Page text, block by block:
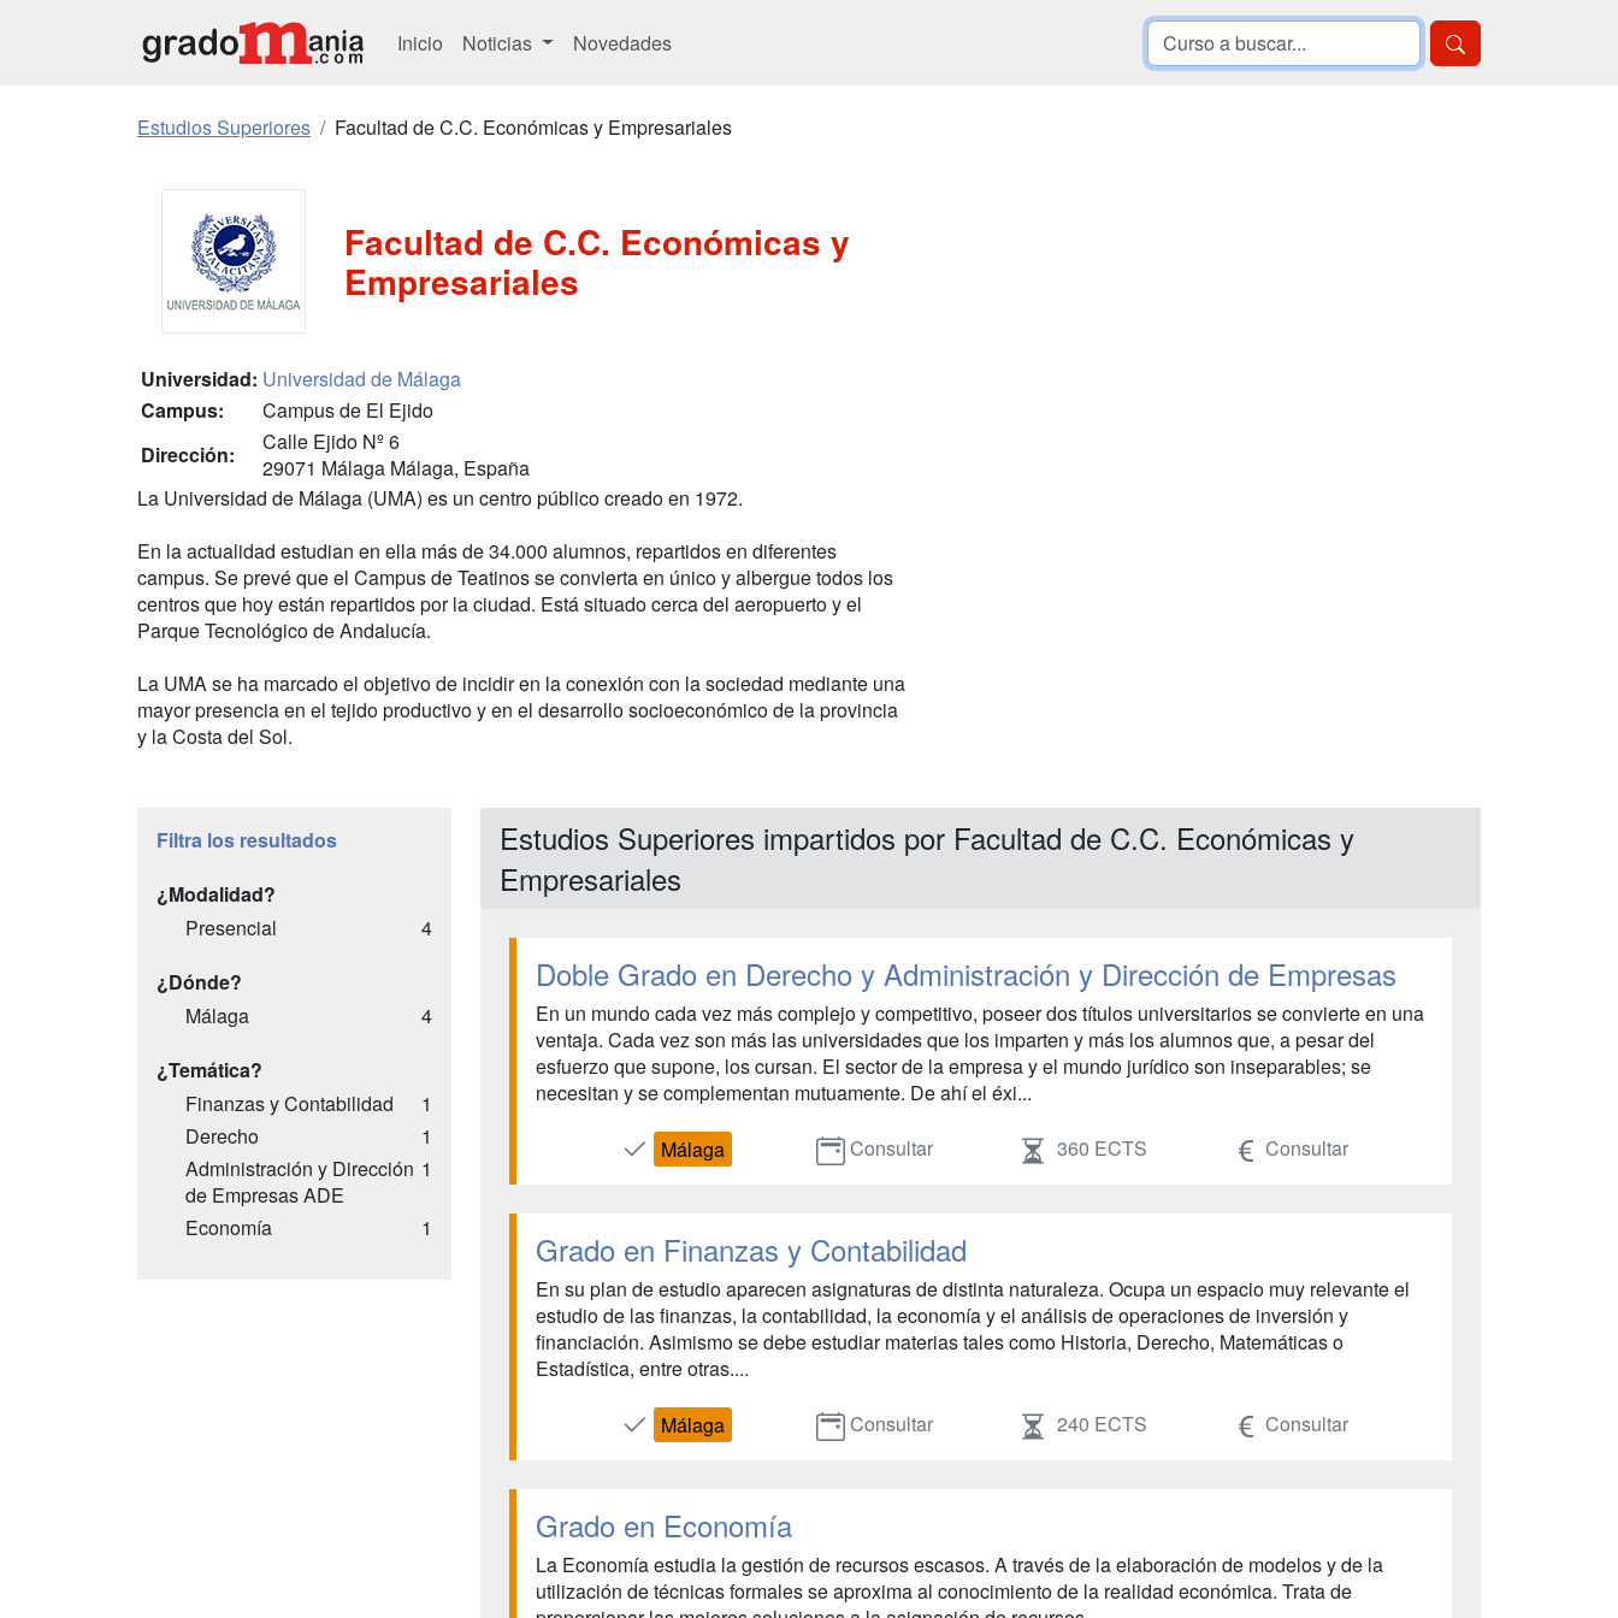
Inicio Noticias Novedades
Estudios Superiores Facultad de C.C. Económicas y Empresariales
Facultad de C.C. Económicas y
Empresariales
Universidad: Universidad de Málaga
Campus:
Campus de El Ejido
Dirección:
Calle Ejido Nº 6
29071 Málaga Málaga, España
La Universidad de Málaga (UMA) es un centro público creado en 1972.
En la actualidad estudian en ella más de 34.000 alumnos, repartidos en diferentes
campus. Se prevé que el Campus de Teatinos se convierta en único y albergue todos los
centros que hoy están repartidos por la ciudad. Está situado cerca del aeropuerto y el
Parque Tecnológico de Andalucía.
La UMA se ha marcado el objetivo de incidir en la conexión con la sociedad mediante una
mayor presencia en el tejido productivo y en el desarrollo socioeconómico de la provincia
y la Costa del Sol.
Filtra los resultados
¿Modalidad?
Presencial
4
¿Dónde?
Málaga
4
¿Temática?
Finanzas y Contabilidad
1
Derecho
1
Administración y Dirección
de Empresas ADE
1
Economía 1
Estudios Superiores impartidos por Facultad de C.C. Económicas y
Empresariales
Doble Grado en Derecho y Administración y Dirección de Empresas
En un mundo cada vez más complejo y competitivo, poseer dos títulos universitarios se convierte en una
ventaja. Cada vez son más las universidades que los imparten y más los alumnos que, a pesar del
esfuerzo que supone, los cursan. El sector de la empresa y el mundo jurídico son inseparables; se
necesitan y se complementan mutuamente. De ahí el éxi...
Málaga Consultar 360 ECTS Consultar
Grado en Finanzas y Contabilidad
En su plan de estudio aparecen asignaturas de distinta naturaleza. Ocupa un espacio muy relevante el
estudio de las finanzas, la contabilidad, la economía y el análisis de operaciones de inversión y
financiación. Asimismo se debe estudiar materias tales como Historia, Derecho, Matemáticas o
Estadística, entre otras....
Málaga Consultar 240 ECTS Consultar
Grado en Economía
La Economía estudia la gestión de recursos escasos. A través de la elaboración de modelos y de la
utilización de técnicas formales se aproxima al conocimiento de la realidad económica. Trata de